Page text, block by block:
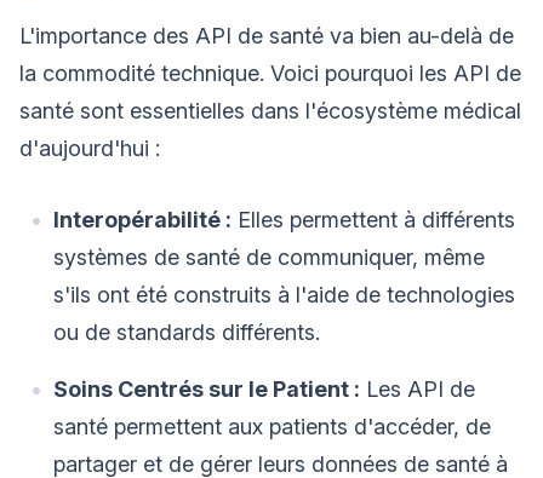
L'importance des API de santé va bien au-delà de
la commodité technique. Voici pourquoi les API de
santé sont essentielles dans l'écosystème médical
d'aujourd'hui :
Interopérabilité : Elles permettent à différents
systèmes de santé de communiquer, même
s'ils ont été construits à l'aide de technologies
ou de standards différents.
Soins Centrés sur le Patient : Les API de
santé permettent aux patients d'accéder, de
partager et de gérer leurs données de santé à